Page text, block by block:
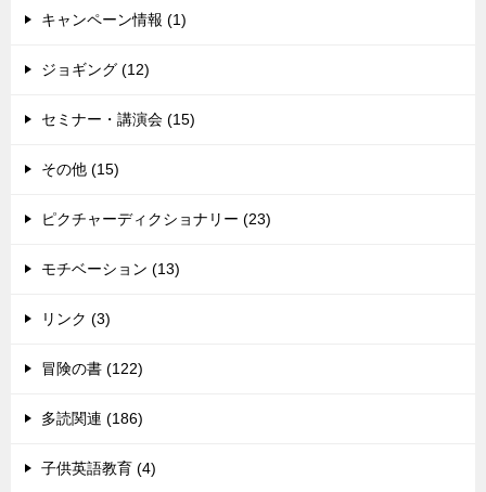
キャンペーン情報 (1)
ジョギング (12)
セミナー・講演会 (15)
その他 (15)
ピクチャーディクショナリー (23)
モチベーション (13)
リンク (3)
冒険の書 (122)
多読関連 (186)
子供英語教育 (4)